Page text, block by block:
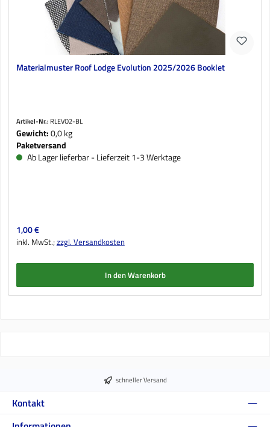
Materialmuster Roof Lodge Evolution 2025/2026 Booklet
Artikel-Nr.: RLEVO2-BL
Gewicht:0,0 kg
Paketversand
Ab Lager lieferbar - Lieferzeit 1-3 Werktage
Regulärer Preis:
1,00 €
inkl. MwSt.;zzgl. Versandkosten
In den Warenkorb
schneller Versand
Kontakt